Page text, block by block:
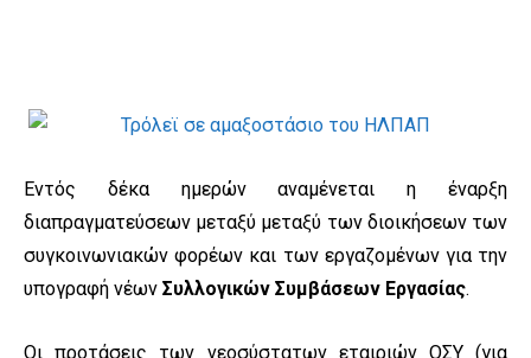
Εντός δέκα ημερών αναμένεται η έναρξη
διαπραγματεύσεων μεταξύ μεταξύ των διοικήσεων των
συγκοινωνιακών φορέων και των εργαζομένων για την
υπογραφή νέων Συλλογικών Συμβάσεων Εργασίας.
Οι προτάσεις των νεοσύστατων εταιριών ΟΣΥ (για